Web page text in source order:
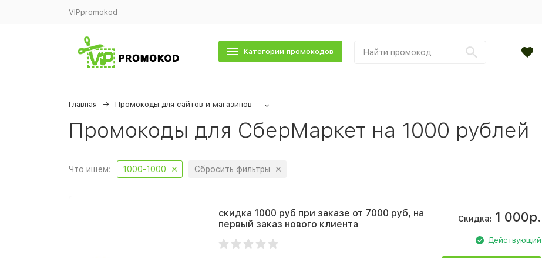
VIPpromokod
Категории промокодов
Главная Промокоды для сайтов и магазинов ↓
Промокоды для СберМаркет на 1000 рублей
Что ищем: 1000-1000 Сбросить фильтры
скидка 1000 руб при заказе от 7000 руб, на
первый заказ нового клиента
Скидка: 1 000р.
Действующий